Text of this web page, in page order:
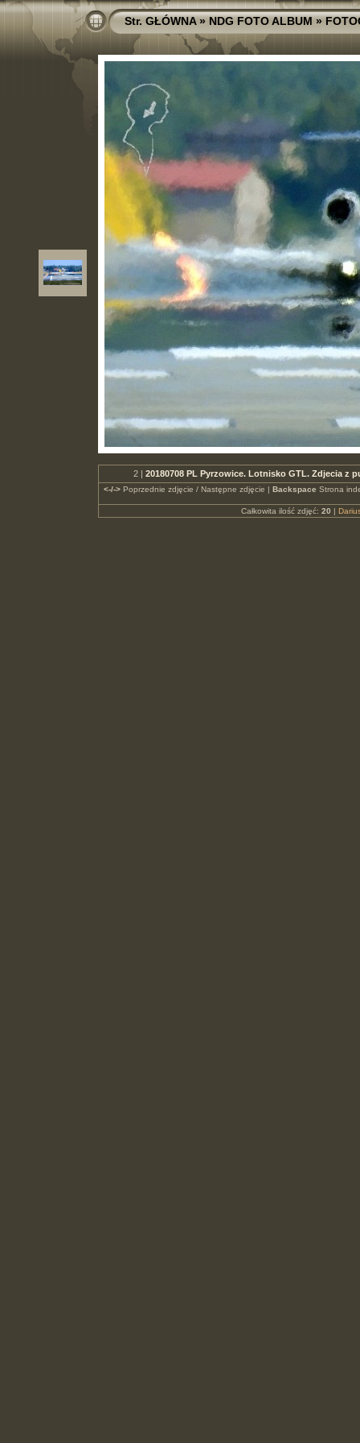
Str. GŁÓWNA»NDG FOTO ALBUM»
2 | 20180708 PL Pyrzowice. Lotnisko GTL. Zdjecia z
<-/->Poprzednie zdjęcie / Następne zdjęcie | Backspace Strona
Całkowita ilość zdjęć: 20 |